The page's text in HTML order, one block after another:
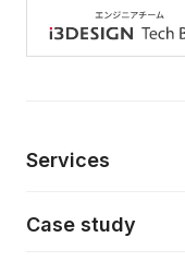
Services
Case study